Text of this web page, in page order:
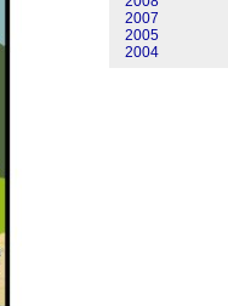
2007
2005
2004